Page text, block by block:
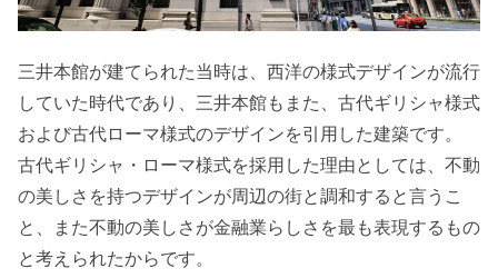
三井本館が建てられた当時は、西洋の様式デザインが流行
していた時代であり、三井本館もまた、古代ギリシャ様式
および古代ローマ様式のデザインを引用した建築です。
古代ギリシャ・ローマ様式を採用した理由としては、不動
の美しさを持つデザインが周辺の街と調和すると言うこ
と、また不動の美しさが金融業らしさを最も表現するもの
と考えられたからです。